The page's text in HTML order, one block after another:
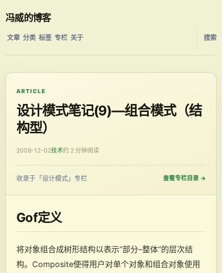
冯威的博客
文章 分类 标签 专栏 关于 搜索
ARTICLE
设计模式笔记(9)—组合模式（结
构型）
2009-12-02技术约 2 分钟阅读
收录于「设计模式」专栏 查看专栏目录 →
Gof定义
将对象组合成树形结构以表示“部分–整体”的层次结
构。Composite使得用户对单个对象和组合对象使用